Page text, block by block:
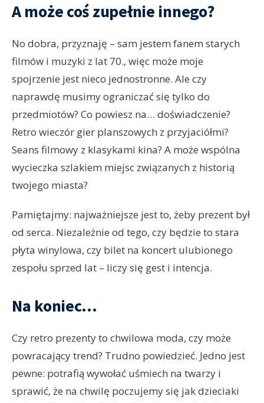
A może coś zupełnie innego?
No dobra, przyznaję – sam jestem fanem starych
filmów i muzyki z lat 70., więc może moje
spojrzenie jest nieco jednostronne. Ale czy
naprawdę musimy ograniczać się tylko do
przedmiotów? Co powiesz na… doświadczenie?
Retro wieczór gier planszowych z przyjaciółmi?
Seans filmowy z klasykami kina? A może wspólna
wycieczka szlakiem miejsc związanych z historią
twojego miasta?
Pamiętajmy: najważniejsze jest to, żeby prezent był
od serca. Niezależnie od tego, czy będzie to stara
płyta winylowa, czy bilet na koncert ulubionego
zespołu sprzed lat – liczy się gest i intencja.
Na koniec…
Czy retro prezenty to chwilowa moda, czy może
powracający trend? Trudno powiedzieć. Jedno jest
pewne: potrafią wywołać uśmiech na twarzy i
sprawić, że na chwilę poczujemy się jak dzieciaki